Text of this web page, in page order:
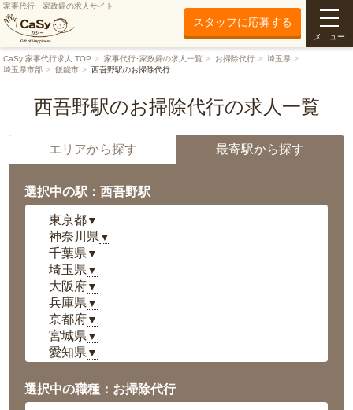
家事代行・家政婦の求人サイト
スタッフに応募する
メニュー
CaSy 家事代行求人 TOP 家事代行･家政婦の求人一覧 お掃除代行
埼玉県
埼玉県市部
飯能市 西吾野駅のお掃除代行
西吾野駅のお掃除代行の求人一覧
エリアから探す 最寄駅から探す
選択中の駅：西吾野駅
東京都▼
神奈川県 ▼
千葉県 ▼
埼玉県 ▼
大阪府▼
兵庫県 ▼
京都府▼
宮城県 ▼
愛知県 ▼
岡山県▼
広島県▼
選択中の職種：お掃除代行